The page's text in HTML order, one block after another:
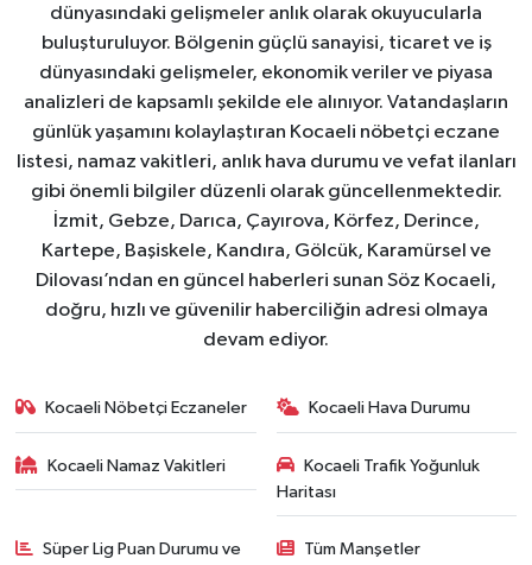
dünyasındaki gelişmeler anlık olarak okuyucularla
buluşturuluyor. Bölgenin güçlü sanayisi, ticaret ve iş
dünyasındaki gelişmeler, ekonomik veriler ve piyasa
analizleri de kapsamlı şekilde ele alınıyor. Vatandaşların
günlük yaşamını kolaylaştıran Kocaeli nöbetçi eczane
listesi, namaz vakitleri, anlık hava durumu ve vefat ilanları
gibi önemli bilgiler düzenli olarak güncellenmektedir.
İzmit, Gebze, Darıca, Çayırova, Körfez, Derince,
Kartepe, Başiskele, Kandıra, Gölcük, Karamürsel ve
Dilovası’ndan en güncel haberleri sunan Söz Kocaeli,
doğru, hızlı ve güvenilir haberciliğin adresi olmaya
devam ediyor.
Kocaeli Nöbetçi Eczaneler Kocaeli Hava Durumu
Kocaeli Namaz Vakitleri
Kocaeli Trafik Yoğunluk
Haritası
Süper Lig Puan Durumu ve
Tüm Manşetler